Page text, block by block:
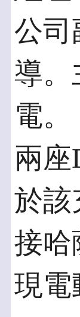
公司
導。
電。
兩座
於該
接哈
現電